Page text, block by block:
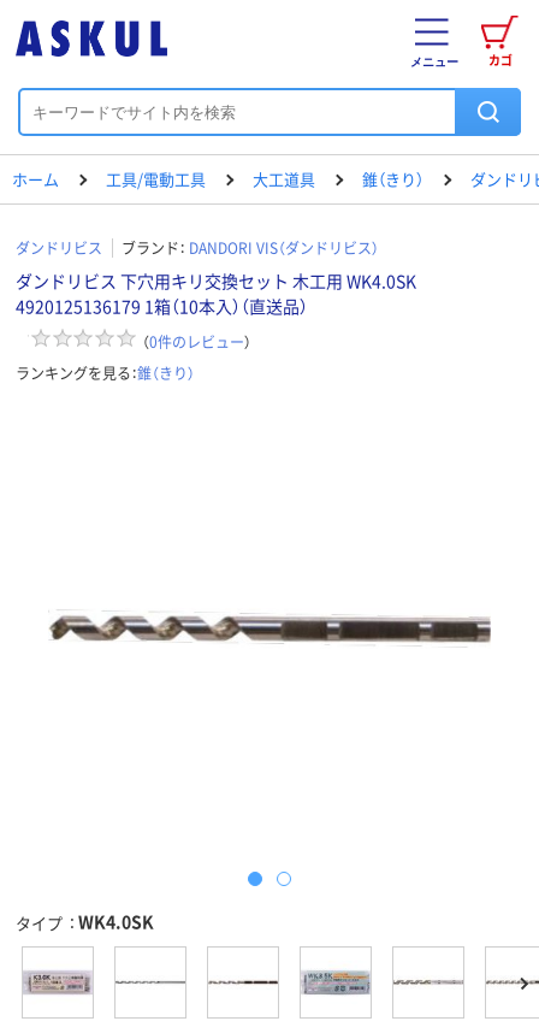
カゴ
メニュー
ホーム 工具/電動工具 大工道具 錐（きり） ダンドリ
ダンドリビス ブランド： DANDORI VIS（ダンドリビス）
ダンドリビス 下穴用キリ交換セット 木工用 WK4.0SK
4920125136179 1箱（10本入）（直送品）
（0件のレビュー）
ランキングを見る：錐（きり）
タイプ WK4.0SK